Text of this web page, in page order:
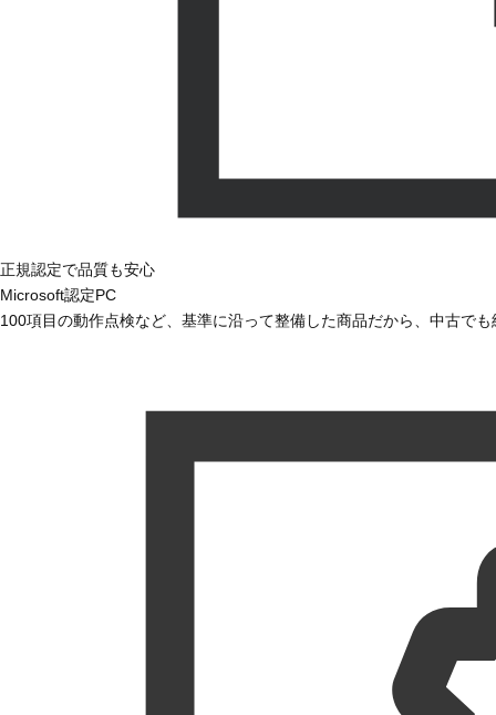
正規認定で品質も安心
Microsoft認定PC
100項目の動作点検など、基準に沿って整備した商品だから、中古で